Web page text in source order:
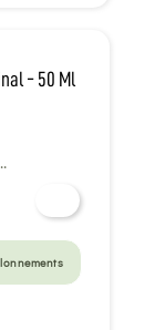
- 50 Ml